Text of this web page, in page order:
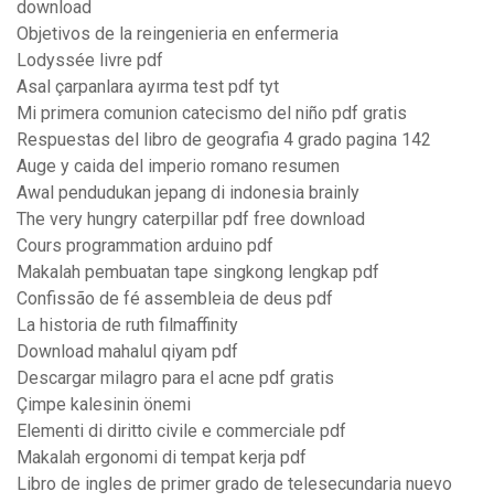
download
Objetivos de la reingenieria en enfermeria
Lodyssée livre pdf
Asal çarpanlara ayırma test pdf tyt
Mi primera comunion catecismo del niño pdf gratis
Respuestas del libro de geografia 4 grado pagina 142
Auge y caida del imperio romano resumen
Awal pendudukan jepang di indonesia brainly
The very hungry caterpillar pdf free download
Cours programmation arduino pdf
Makalah pembuatan tape singkong lengkap pdf
Confissão de fé assembleia de deus pdf
La historia de ruth filmaffinity
Download mahalul qiyam pdf
Descargar milagro para el acne pdf gratis
Çimpe kalesinin önemi
Elementi di diritto civile e commerciale pdf
Makalah ergonomi di tempat kerja pdf
Libro de ingles de primer grado de telesecundaria nuevo